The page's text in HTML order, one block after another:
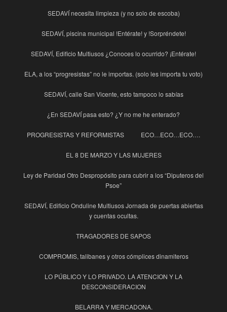
SEDAVÍ necesita limpieza (y no solo de escoba)
SEDAVÍ, piscina municipal !Entérate! y !Sorpréndete!
SEDAVÍ, Edificio Multiusos ¿Conoces lo ocurrido? ¡Entérate!
ELA, a los “progresistas” no le importas. (solo les importa tu voto)
SEDAVÍ, calle San Vicente, esto tampoco lo sabías
¿En SEDAVÍ pasa esto? ¿Y no me he enterado?
PROGRESISTAS Y REFORMISTAS ECO…ECO…ECO….
EL 8 DE MARZO Y LAS MUJERES
Ley de Paridad Otro Despropósito para cubrir a los “Diputeros del
Psoe”
SEDAVÍ, Edificio Onduline Multiusos Jornada de puertas abiertas
y cuentas ocultas.
TRAGADORES DE SAPOS
COMPROMIS, talibanes y otros cómplices dinamiteros
LO PÚBLICO Y LO PRIVADO. LA ATENCION Y LA
DESCONSIDERACION
BELARRA Y MERCADONA.